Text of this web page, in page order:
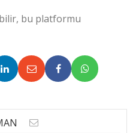
bu platformu